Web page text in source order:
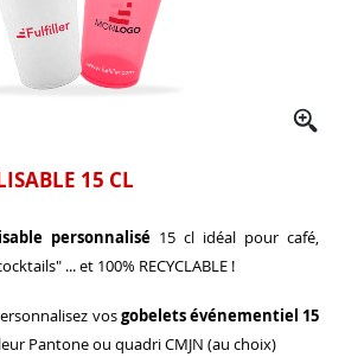
15 CL
personnalisé 15 cl idéal pour café,
... et 100% RECYCLABLE !
vosgobelets événementiel 15
Pantone ou quadri CMJN (au choix)